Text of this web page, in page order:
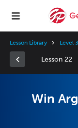
Lesson Library Level
Lesson 22
Win